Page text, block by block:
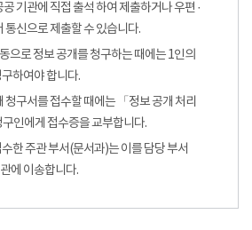
기관에 직접 출석 하여 제출하거나 우편 ·
통신으로 제출할 수 있습니다.
으로 정보 공개를 청구하는 때에는 1인의
하여야 합니다.
청구서를 접수할 때에는 「정보 공개 처리
인에게 접수증을 교부합니다.
한 주관 부서(문서과)는 이를 담당 부서
에 이송합니다.